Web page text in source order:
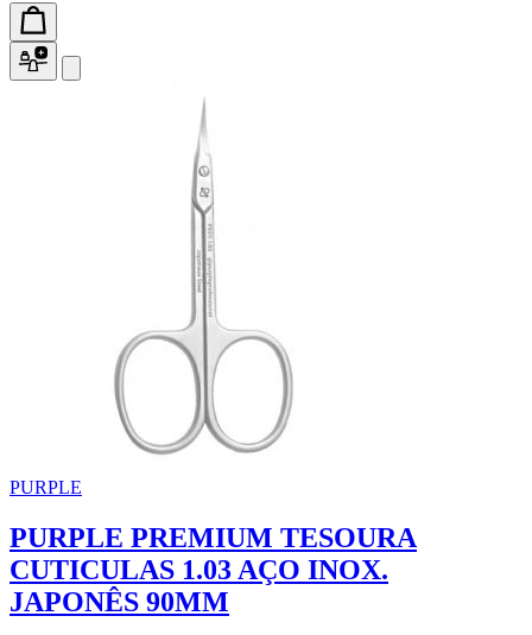
PURPLE
PURPLE PREMIUM TESOURA
CUTICULAS 1.03 AÇO INOX.
JAPONÊS 90MM